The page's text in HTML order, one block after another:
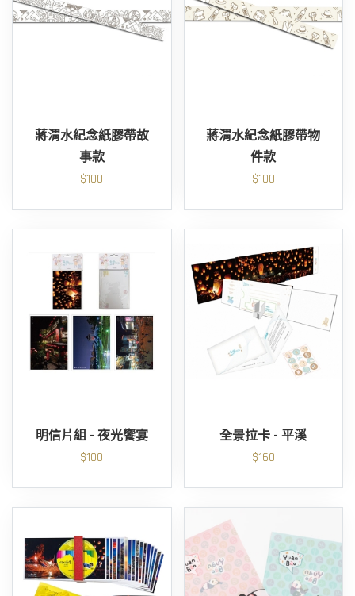
蔣渭水紀念紙膠帶故
事款
$100
蔣渭水紀念紙膠帶物
件款
$100
明信片組 - 夜光饗宴
$100
全景拉卡 - 平溪
$160